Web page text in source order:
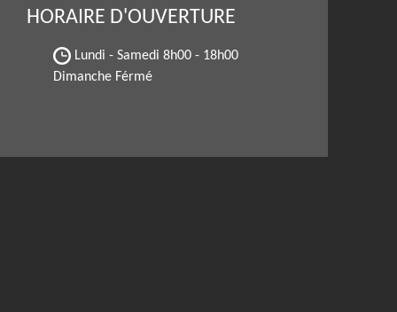
HORAIRE D'OUVERTURE
Lundi - Samedi 8h00 - 18h00
Dimanche Férmé